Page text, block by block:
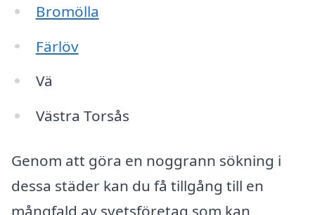
Bromölla
Färlöv
Vä
Västra Torsås
Genom att göra en noggrann sökning i
dessa städer kan du få tillgång till en
mångfald av svetsföretag som kan